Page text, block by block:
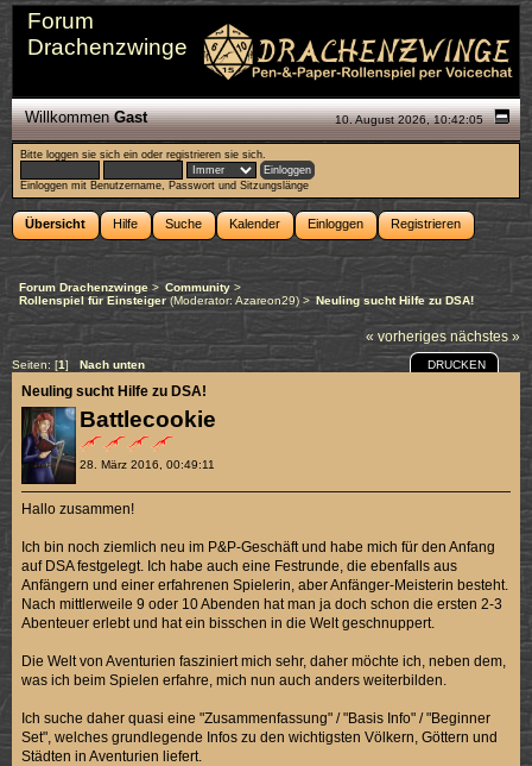
Forum
Drachenzwinge
10. August 2026, 10:42:05
WillkommenGast
Bitte loggen sie sich ein oderregistrieren sie sich.
Einloggen mit Benutzername, Passwort und Sitzungslänge
Übersicht Hilfe Suche Kalender Einloggen Registrieren
Forum Drachenzwinge > Community>
Rollenspiel für Einsteiger(Moderator: Azareon29) > Neuling sucht Hilfe zu DSA!
« vorheriges nächstes »
Seiten: [1] Nach unten DRUCKEN
Battlecookie
28. März 2016, 00:49:11
Neuling sucht Hilfe zu DSA!
Hallo zusammen!
Ich bin noch ziemlich neu im P&P-Geschäft und habe mich für den Anfang
auf DSA festgelegt. Ich habe auch eine Festrunde, die ebenfalls aus
Anfängern und einer erfahrenen Spielerin, aber Anfänger-Meisterin besteht.
Nach mittlerweile 9 oder 10 Abenden hat man ja doch schon die ersten 2-3
Abenteuer erlebt und hat ein bisschen in die Welt geschnuppert.
Die Welt von Aventurien fasziniert mich sehr, daher möchte ich, neben dem,
was ich beim Spielen erfahre, mich nun auch anders weiterbilden.
Ich suche daher quasi eine "Zusammenfassung" / "Basis Info" / "Beginner
Set", welches grundlegende Infos zu den wichtigsten Völkern, Göttern und
Städten in Aventurien liefert.